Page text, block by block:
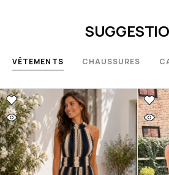
VÊTEMENTS CHAUSSURES